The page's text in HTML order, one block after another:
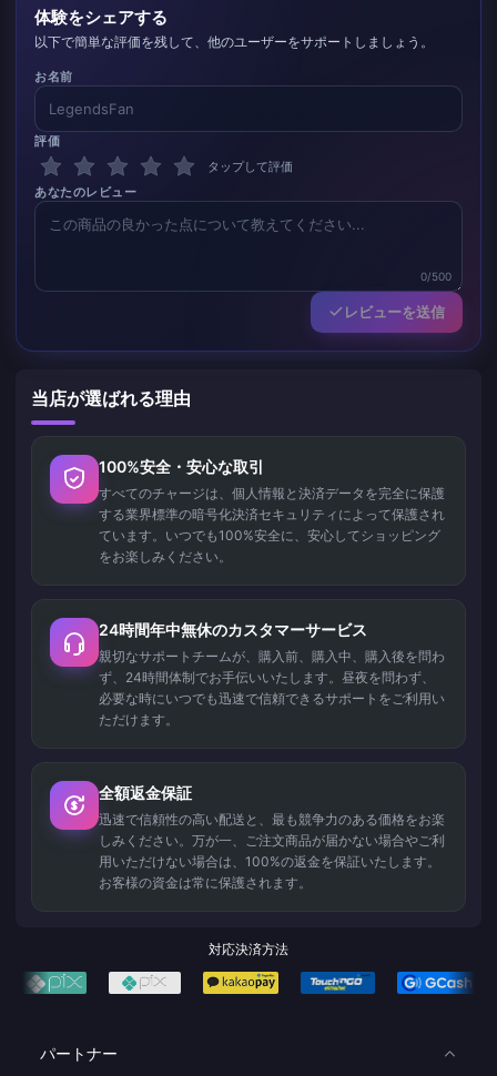
体験をシェアする
以下で簡単な評価を残して、他のユーザーをサポートしましょう。
お名前
評価
タップして評価
あなたのレビュー
0/500
レビューを送信
当店が選ばれる理由
100%安全・安心な取引
すべてのチャージは、個人情報と決済データを完全に保護
する業界標準の暗号化決済セキュリティによって保護され
ています。いつでも100%安全に、安心してショッピング
をお楽しみください。
24時間年中無休のカスタマーサービス
親切なサポートチームが、購入前、購入中、購入後を問わ
ず、24時間体制でお手伝いいたします。昼夜を問わず、
必要な時にいつでも迅速で信頼できるサポートをご利用い
ただけます。
全額返金保証
迅速で信頼性の高い配送と、最も競争力のある価格をお楽
しみください。万が一、ご注文商品が届かない場合やご利
用いただけない場合は、100%の返金を保証いたします。
お客様の資金は常に保護されます。
対応決済方法
パートナー